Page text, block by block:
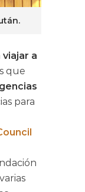
a
que
para